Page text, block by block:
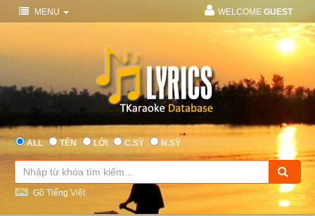
MENU WELCOME GUEST
ALL TÊN LỜI C.SỸ N.SỸ
Gõ Tiếng Việt